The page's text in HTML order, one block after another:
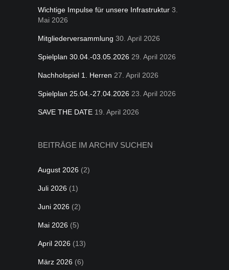
Wichtige Impulse für unsere Infrastruktur 3.
Mai 2026
Mitgliederversammlung 30. April 2026
Spielplan 30.04.-03.05.2026 29. April 2026
Nachholspiel 1. Herren 27. April 2026
Spielplan 25.04.-27.04.2026 23. April 2026
SAVE THE DATE 19. April 2026
BEITRÄGE IM ARCHIV SUCHEN
August 2026 (2)
Juli 2026 (1)
Juni 2026 (2)
Mai 2026 (5)
April 2026 (13)
März 2026 (6)